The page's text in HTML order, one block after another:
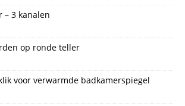
– 3 kanalen
op ronde teller
voor verwarmde badkamerspiegel